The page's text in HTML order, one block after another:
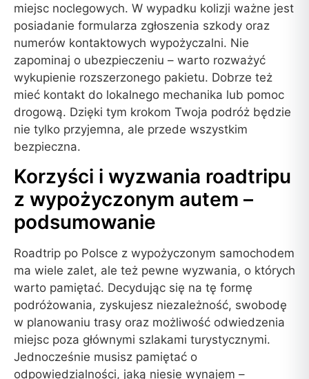
miejsc noclegowych. W wypadku kolizji ważne jest
posiadanie formularza zgłoszenia szkody oraz
numerów kontaktowych wypożyczalni. Nie
zapominaj o ubezpieczeniu – warto rozważyć
wykupienie rozszerzonego pakietu. Dobrze też
mieć kontakt do lokalnego mechanika lub pomoc
drogową. Dzięki tym krokom Twoja podróż będzie
nie tylko przyjemna, ale przede wszystkim
bezpieczna.
Korzyści i wyzwania roadtripu
z wypożyczonym autem –
podsumowanie
Roadtrip po Polsce z wypożyczonym samochodem
ma wiele zalet, ale też pewne wyzwania, o których
warto pamiętać. Decydując się na tę formę
podróżowania, zyskujesz niezależność, swobodę
w planowaniu trasy oraz możliwość odwiedzenia
miejsc poza głównymi szlakami turystycznymi.
Jednocześnie musisz pamiętać o
odpowiedzialności, jaką niesie wynajem –